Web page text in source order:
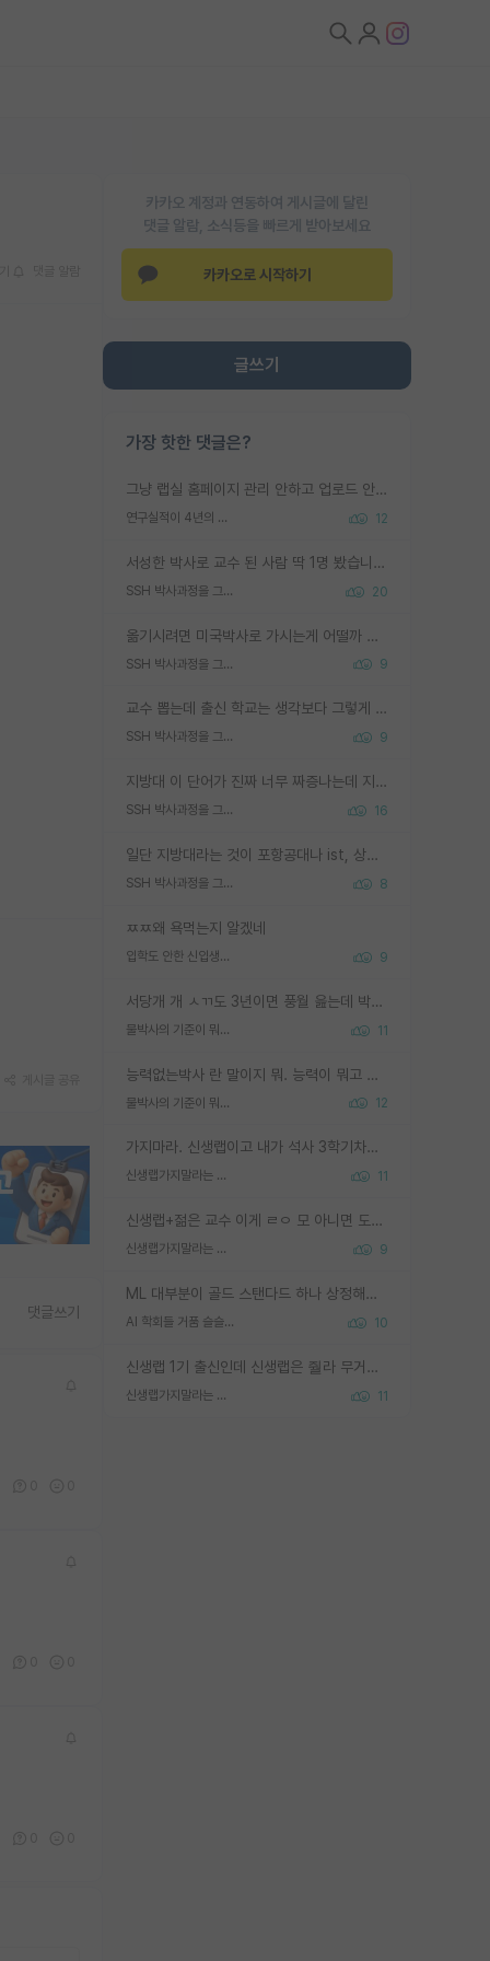
카카오 계정과 연동하여 게시글에 달린
댓글 알람, 소식등을 빠르게 받아보세요
카카오로 시작하기
글쓰기
가장 핫한 댓글은?
그냥 랩실 홈페이지 관리 안하고 업로드 안한거 아님?
연구실적이 4년의 공백이 있는거 어떻게 생각하냐 12
서성한 박사로 교수 된 사람 딱 1명 봤습니다. 근데 지방대 박사로 교수된 거는 기적이 일어나야되요. 서성한 학부부터여도 빡센게 교수임용일텐데 지방대박사로 무슨 교수가 되나요...... 중소기업/중견기업 팀장급/연구소장급이나 될거 같네요.
SSH 박사과정을 그만두고 지방대 박사로 옮기면 교수의 꿈은 끝일까요? 20
옮기시려면 미국박사로 가시는게 어떨까 싶네요. 교수가 꿈이면 미국박사 하고 미국교수 까지 같이 노리시는게 기회가 많지 않을까요?
SSH 박사과정을 그만두고 지방대 박사로 옮기면 교수의 꿈은 끝일까요? 9
교수 뽑는데 출신 학교는 생각보다 그렇게 안 봄. 앞으로는 더 안 보게 될거임. 박사는 어디서 진행해도 됨. 단, 제대로 쌓고 좋은 실적 만들 수 있다면. 그런데 지방대는 그럴 가능성이 지극히 낮음. 나만 열심히 잘 하면 된다? 인간은 주변 환경에 지배되는 나약한 존재임. 주변의 지방대 대학원생과 섞이고 지방 특유의 여유로움 또는 나쁘게 얘기해서 나태함에 젖어 살다보면 교수의 꿈 자체를 잊어버리게 될 가능성도 있음. 주변 환경이 70~80%임.
SSH 박사과정을 그만두고 지방대 박사로 옮기면 교수의 꿈은 끝일까요? 9
지방대 이 단어가 진짜 너무 짜증나는데 지방대면 다 그냥 쓰레기인가요? 무슨 말 같지도 않은 댓글들이 있는건지??? 지방에도 충분히 좋은 대학 많고 충분히 잘하는 교수님들 많습니다 포항공대 4개 IST 대표 지거국들 여기 모두 다 지방에 있고 여기 출신들 중에 교수하는 분들 적지 않습니다 지거국 출신이 무슨 교수를 하냐?라고 생각할 사람들 많은데 상위 대표 지거국에 아웃라이어들 많습니다 결국 개인의 연구역량과 실적이 중요합니다 이 역량을 펼치는데 있어서 지도교수와의 합도 중요합니다. 그리고 경력이 필요하면 해외포닥까지 다녀오세요
SSH 박사과정을 그만두고 지방대 박사로 옮기면 교수의 꿈은 끝일까요? 16
일단 지방대라는 것이 포항공대나 ist, 상위 지거국은 아니라고 생각하겠습니다. 그런곳은 서성한에 비해 소위 대학 네임밸류가 크게 뒤떨어지지는 않으니까요. 대학 이름이 중요하냐? 당연합니다. 대학 이름이 좋아서 좋은 아웃풋이 나오는 것이냐, 좋은 대학은 좋은 사람과 좋은 기회가 몰려있으니 아웃풋도 자연스럽게 좋아지는 것이냐? 대답하기 어려운 문제입니다. 아직 한국 사회에서 학벌을 보는 것도, 특히 이공계를 중심으로 학벌보다는 실적 위주라는 분위기가 형성되는 것도 사실입니다. 지방대 출신으로 전임교수가 될수 있느냐? 가능 불가능을 따지면 당연히 가능입니다. 지방대 박사 출신으로 전임교원이 된 경우가 실제로 있으니까요. 현실적인 가능성이 있느냐? 지금 이정도 대학의 교수가 되고싶다고 생각되는 대학 들어가서 컴공과 교수 목록 켜고 박사 어디서 받았는지 쭉 한번 보세요. 냉정하게 지방대 출신인 분들이 많지는 않으실겁니다.
SSH 박사과정을 그만두고 지방대 박사로 옮기면 교수의 꿈은 끝일까요? 8
ㅉㅉ왜 욕먹는지 알겠네
입학도 안한 신입생이 원래 관심을 받나요 9
서당개 개 ㅅㄲ도 3년이면 풍월 읊는데 박사 5년 이상 대리고 있으면서 물된건 교수 탓 맞는ㄱ게 거기가 서당이 아니란 소리임
물박사의 기준이 뭐임? 11
능력없는박사 란 말이지 뭐. 능력이 뭐고 능력이 있다는게 뭔지는 사람마다 기준이 다르니까 얘기해봐야 서로 자기 기준만 얘기해서 논쟁이 끝이 안나고. 주위에서 능력있고 야심있는 신입생이 교수가 유의미한 피드백을 아예 안주면서 제대로된 과제에 참여해볼 기회도 제공하지 않고 잡일 뺑뺑이만 돌려서 맨날 단순작업만 하면서 밤새다가 눈빛이 점점 죽어가는걸 본 사람은 물박사는 교수탓이라고 하고, 교수는 이것저것 알려도 주고 기회도 주고 사수 동기 붙여주면서 어떻게든 끌고가려고 하는데 본인이 매일 뺀질거리면서 출근 하는둥마는둥 하다가 기껏 와서도 폰이나 쳐다보다가 실험 망치고 저녁약속있어서 먼저 가볼게요~ 하는걸 본 사람은 물박사는 본인탓이라고 함.
물박사의 기준이 뭐임? 12
가지마라. 신생랩이고 내가 석사 3학기차인데 최고참인데 나도 아무것도 모르는데 교수가 후배들 왜 논문 교육 안시키냐. 논문 왜 안 써오냐 닦달한다
신생랩가지말라는 이유가 있었구나 11
신생랩+젊은 교수 이게 ㄹㅇ 모 아니면 도인듯.
신생랩가지말라는 이유가 있었구나 9
ML 대부분이 골드 스탠다드 하나 상정해놓고 (벤치마크 데이터셋이 여러 개면 여러 개 상정) 그거 얼마나 잘 맞추나 싸움임 가끔 번뜩이는 설계 철학을 보여주는 논문들도 있지만 대부분 그거 성적 얼마나 더 올리느라에 혈안이 되어 있는 측면이 잇음
AI 학회들 거품 슬슬 지적이 나오네요 10
신생랩 1기 출신인데 신생랩은 줠라 무거운 바벨 같은거임. 들면 대박인데 못들면 깔려 죽음. 아무도 알려주지 않는 환경에서 자생해야하지만, 일단 살아남았다면 그 어떤 사람보다 악착같고 생존력 높은 사람으로 거듭날 수 있음
신생랩가지말라는 이유가 있었구나 11
댓글쓰기